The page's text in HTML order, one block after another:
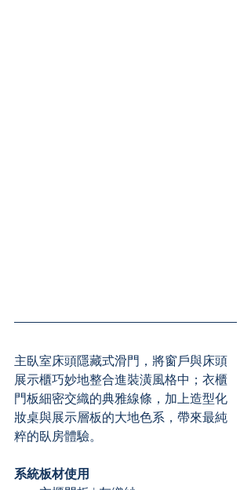
主臥室床頭隱藏式滑門，將窗戶與床頭
展示櫃巧妙地整合進裝潢風格中；衣櫃
門板細密交織的典雅線條，加上造型化
妝桌與展示層板的大地色系，帶來最純
粹的臥房體驗。
系統板材使用